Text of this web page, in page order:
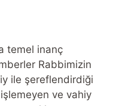
temel inanç
Rabbimizin
ile şereflendirdiği
ve vahiy